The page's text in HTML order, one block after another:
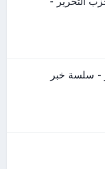
- سلسة خبر